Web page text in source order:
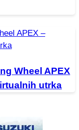
Wheel APEX
utrka